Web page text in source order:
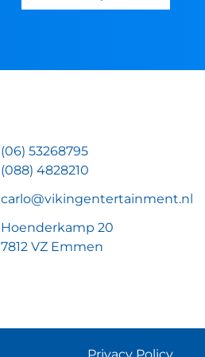
(06) 53268795
(088) 4828210
carlo@vikingentertainment.nl
Hoenderkamp 20
7812 VZ Emmen